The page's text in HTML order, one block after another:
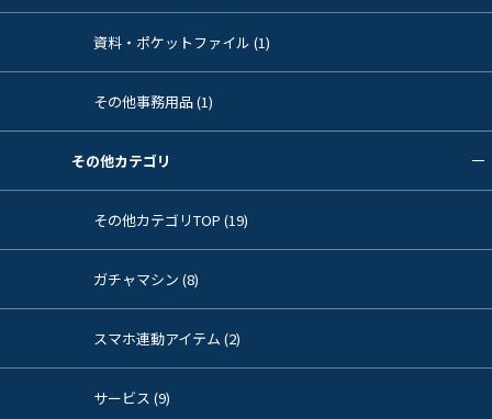
資料・ポケットファイル (1)
その他事務用品 (1)
その他カテゴリ
その他カテゴリTOP (19)
ガチャマシン (8)
スマホ連動アイテム (2)
サービス (9)